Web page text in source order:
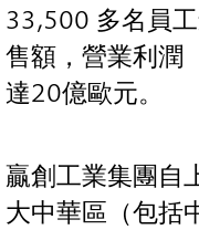
33,500 多名員
售額，營業利潤
達20億歐元。
贏創工業集團自
大中華區（包括